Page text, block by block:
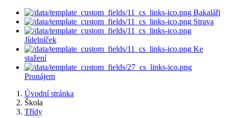
Bakaláři
Strava
Jídelníček
Ke
stažení
Pronájem
Úvodní stránka
Škola
Třídy